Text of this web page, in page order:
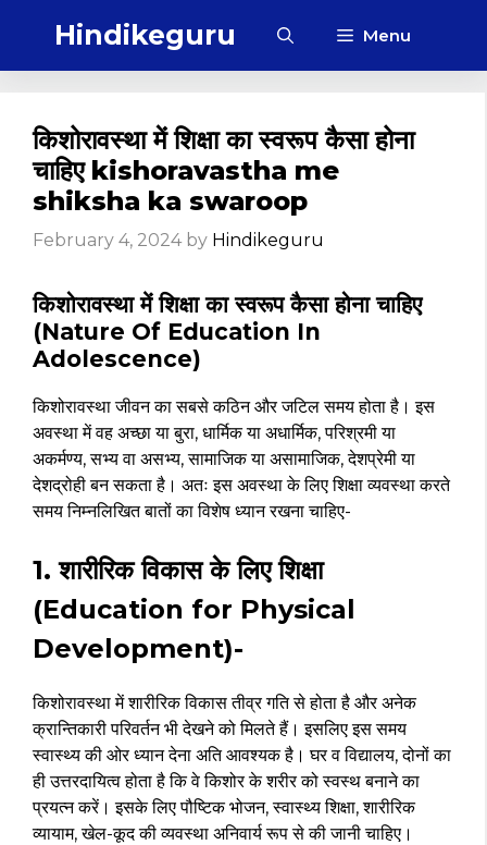
Hindikeguru Menu
किशोरावस्था में शिक्षा का स्वरूप कैसा होना
चाहिए kishoravastha me
shiksha ka swaroop
February 4, 2024 by Hindikeguru
किशोरावस्था में शिक्षा का स्वरूप कैसा होना चाहिए
(Nature Of Education In
Adolescence)
किशोरावस्था जीवन का सबसे कठिन और जटिल समय होता है। इस
अवस्था में वह अच्छा या बुरा, धार्मिक या अधार्मिक, परिश्रमी या
अकर्मण्य, सभ्य वा असभ्य, सामाजिक या असामाजिक, देशप्रेमी या
देशद्रोही बन सकता है। अतः इस अवस्था के लिए शिक्षा व्यवस्था करते
समय निम्नलिखित बातों का विशेष ध्यान रखना चाहिए-
1. शारीरिक विकास के लिए शिक्षा
(Education for Physical
Development)-
किशोरावस्था में शारीरिक विकास तीव्र गति से होता है और अनेक
क्रान्तिकारी परिवर्तन भी देखने को मिलते हैं। इसलिए इस समय
स्वास्थ्य की ओर ध्यान देना अति आवश्यक है। घर व विद्यालय, दोनों का
ही उत्तरदायित्व होता है कि वे किशोर के शरीर को स्वस्थ बनाने का
प्रयत्न करें। इसके लिए पौष्टिक भोजन, स्वास्थ्य शिक्षा, शारीरिक
व्यायाम, खेल-कूद की व्यवस्था अनिवार्य रूप से की जानी चाहिए।